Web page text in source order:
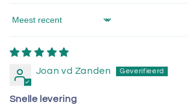
Sort by
Joan vd Zanden
Snelle levering